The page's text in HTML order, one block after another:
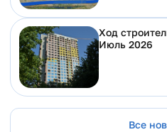
Ход
Июль 2026
Все